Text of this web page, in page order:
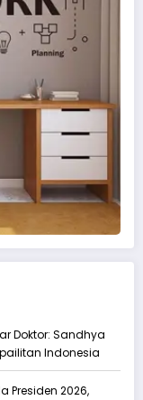
Doktor: Sandhya
Indonesia
Presiden 2026,